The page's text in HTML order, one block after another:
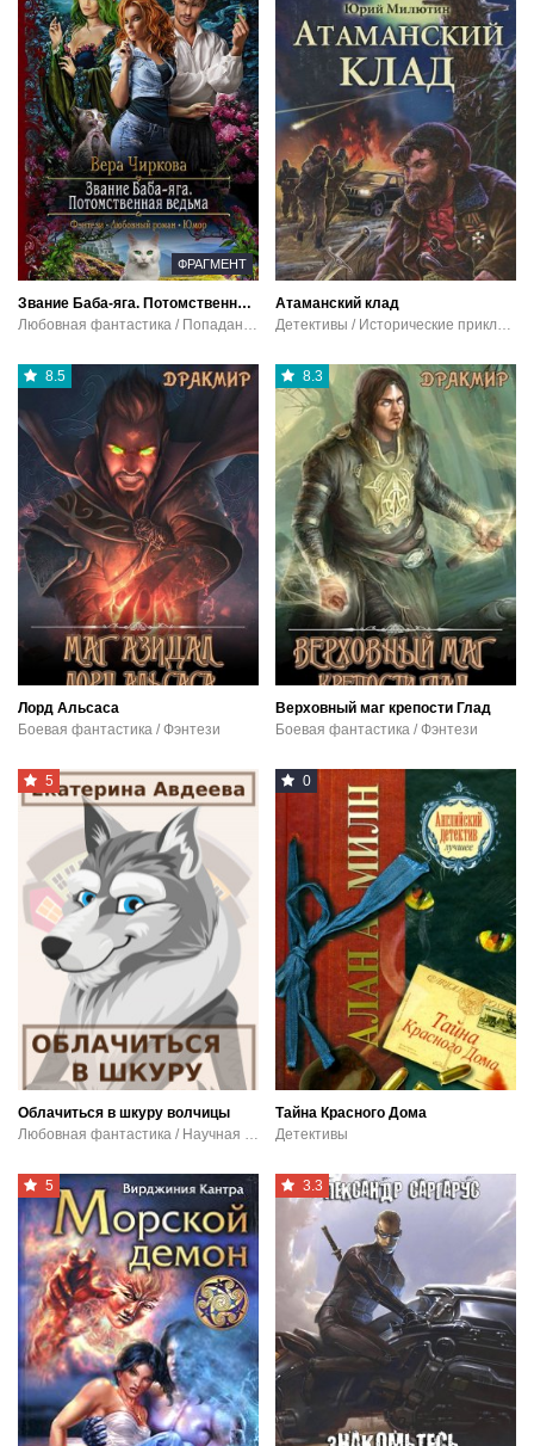
ФРАГМЕНТ
Звание Баба-яга. Потомственная ведьма
Любовная фантастика / Попаданцы / Юмористическая фантастика
Атаманский клад
Детективы / Исторические приключения
8.5
Лорд Альсаса
Боевая фантастика / Фэнтези
8.3
Верховный маг крепости Глад
Боевая фантастика / Фэнтези
5
Облачиться в шкуру волчицы
0
Тайна Красного Дома
Детективы
5 3.3